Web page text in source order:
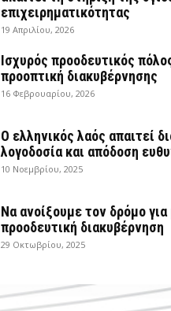
επιχειρηματικότητας
19 Απριλίου, 2026
Ισχυρός προοδευτικός
προοπτική διακυβέρνησης
16 Φεβρουαρίου, 2026
Ο ελληνικός λαός απαιτεί
λογοδοσία και απόδοση
10 Νοεμβρίου, 2025
Να ανοίξουμε τον δρόμο για
προοδευτική διακυβέρνηση
29 Οκτωβρίου, 2025